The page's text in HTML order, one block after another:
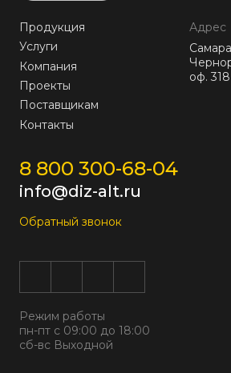
Продукция
Услуги
Компания
Проекты
Поставщикам
Контакты
Адрес
оф. 318
8 800 300-68-04
info@diz-alt.ru
Обратный звонок
Режим работы
пн-пт с 09:00 до 18:00
сб-вс Выходной